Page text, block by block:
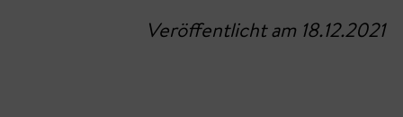
Veröffentlicht am 18.12.2021